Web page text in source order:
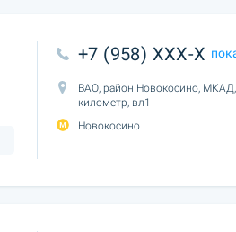
+7 (958) XXX-X
ВАО, район Новокосино, МКАД,
километр, вл1
Новокосино